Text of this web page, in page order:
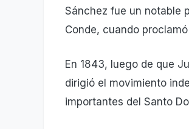
Sánchez fue un notable
Conde, cuando
En 1843, luego de que
dirigió el movimiento
importantes del Santo